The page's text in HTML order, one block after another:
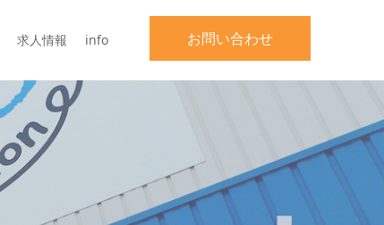
お問い合わせ
求人情報 info